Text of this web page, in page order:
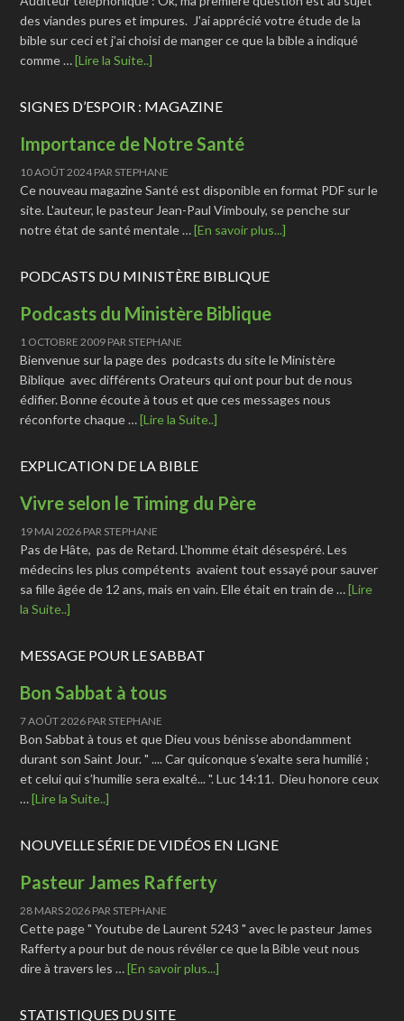
des viandes pures et impures. J'ai apprécié votre étude de la
bible sur ceci et j’ai choisi de manger ce que la bible a indiqué
comme …[Lire la Suite..]
SIGNES D’ESPOIR : MAGAZINE
Importance de Notre Santé
10 AOÛT 2024PAR STEPHANE
Ce nouveau magazine Santé est disponible en format PDF sur le
site. L'auteur, le pasteur Jean-Paul Vimbouly, se penche sur
notre état de santé mentale …[En savoir plus...]
PODCASTS DU MINISTÈRE BIBLIQUE
Podcasts du Ministère Biblique
1 OCTOBRE 2009 PAR STEPHANE
Bienvenue sur la page des podcasts du site le Ministère
Biblique avec différents Orateurs qui ont pour but de nous
édifier. Bonne écoute à tous et que ces messages nous
réconforte chaque …[Lire la Suite..]
EXPLICATION DE LA BIBLE
Vivre selon le Timing du Père
19 MAI 2026 PAR STEPHANE
Pas de Hâte, pas de Retard. L'homme était désespéré. Les
médecins les plus compétents avaient tout essayé pour sauver
sa fille âgée de 12 ans, mais en vain. Elle était en train de …[Lire
la Suite..]
MESSAGE POUR LE SABBAT
Bon Sabbat à tous
7 AOÛT 2026 PAR STEPHANE
Bon Sabbat à tous et que Dieu vous bénisse abondamment
durant son Saint Jour. " .... Car quiconque s’exalte sera humilié ;
et celui qui s’humilie sera exalté... ". Luc 14:11. Dieu honore ceux
…[Lire la Suite..]
NOUVELLE SÉRIE DE VIDÉOS EN LIGNE
Pasteur James Rafferty
28 MARS 2026 PAR STEPHANE
Cette page " Youtube de Laurent 5243 " avec le pasteur James
Rafferty a pour but de nous révéler ce que la Bible veut nous
dire à travers les …[En savoir plus...]
STATISTIQUES DU SITE